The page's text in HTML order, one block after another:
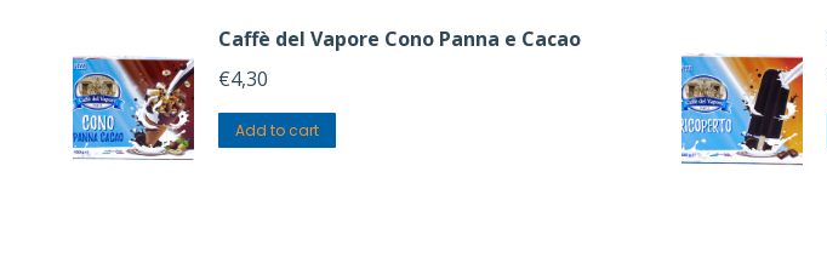
Caffè del Vapore Cono Panna e Cacao
€4,30
Add to cart